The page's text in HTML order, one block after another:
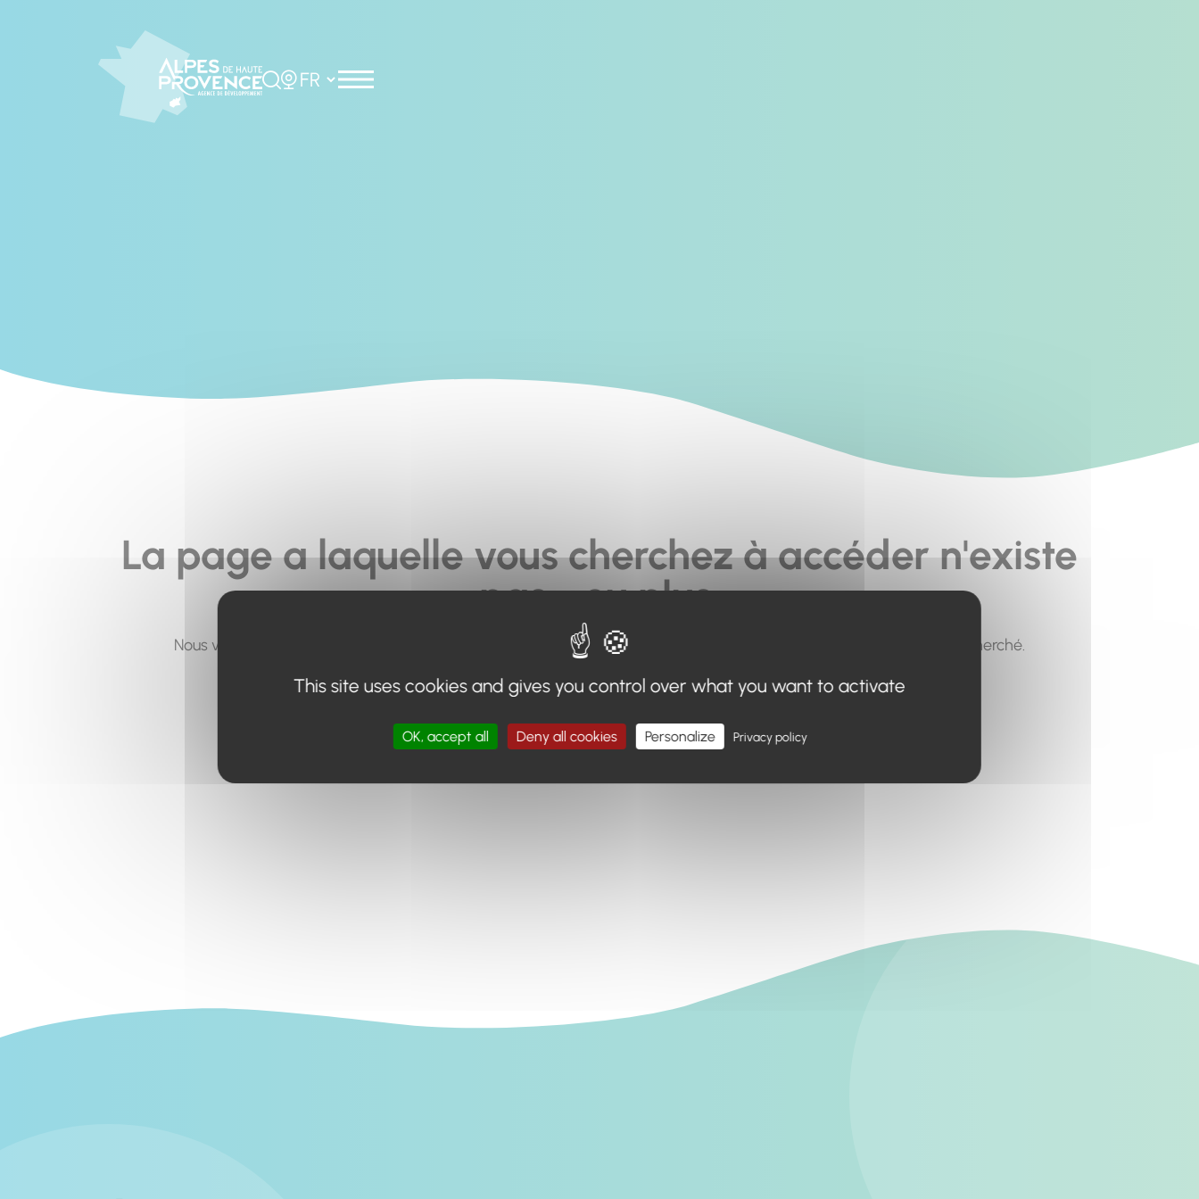
Rechercher
Choisir la langue
La page a laquelle vous cherchez à accéder n'existe
pas... ou plus.
Nous vous invitons à utiliser le moteur de recherche en haut de page, ou à utiliser le menu pour trouver le contenu recherché.
Retour à l'accueil
This site uses cookies and gives you control over what you want to activate
OK, accept all Deny all cookies Personalize Privacy policy